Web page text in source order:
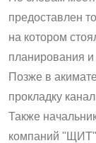
предоставлен
на котором
планирования
Позже в
прокладку
Также
компаний